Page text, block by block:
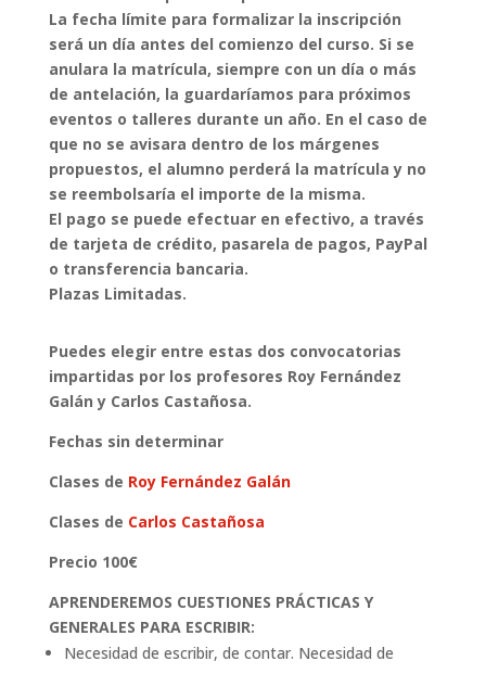
La fecha límite para formalizar la inscripción
será un día antes del comienzo del curso. Si se
anulara la matrícula, siempre con un día o más
de antelación, la guardaríamos para próximos
eventos o talleres durante un año. En el caso de
que no se avisara dentro de los márgenes
propuestos, el alumno perderá la matrícula y no
se reembolsaría el importe de la misma.
El pago se puede efectuar en efectivo, a través
de tarjeta de crédito, pasarela de pagos, PayPal
o transferencia bancaria.
Plazas Limitadas.
Puedes elegir entre estas dos convocatorias
impartidas por los profesores Roy Fernández
Galán y Carlos Castañosa.
Fechas sin determinar
Clases de Roy Fernández Galán
Clases de Carlos Castañosa
Precio 100€
APRENDEREMOS CUESTIONES PRÁCTICAS Y
GENERALES PARA ESCRIBIR:
Necesidad de escribir, de contar. Necesidad de